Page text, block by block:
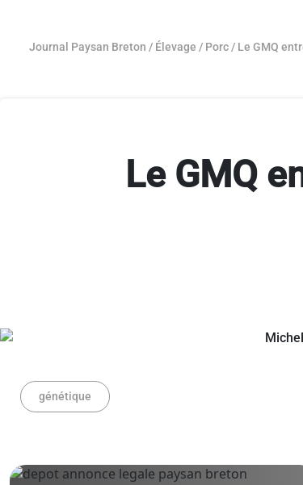
Journal Paysan Breton / Élevage / Porc / Le GMQ
Le GMQ
génétique